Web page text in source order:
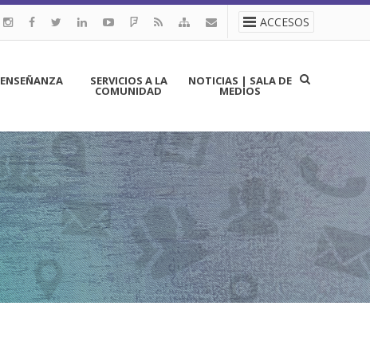
ACCESOS
ENSEÑANZA SERVICIOS A LA
COMUNIDAD
NOTICIAS | SALA DE
MEDIOS